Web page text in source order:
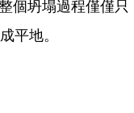
個坍塌過程僅僅只
平地。